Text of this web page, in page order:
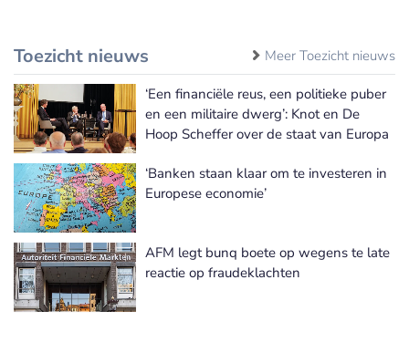
Toezicht nieuws Meer Toezicht nieuws
‘Een financiële reus, een politieke puber
en een militaire dwerg’: Knot en De
Hoop Scheffer over de staat van Europa
‘Banken staan klaar om te investeren in
Europese economie’
AFM legt bunq boete op wegens te late
reactie op fraudeklachten